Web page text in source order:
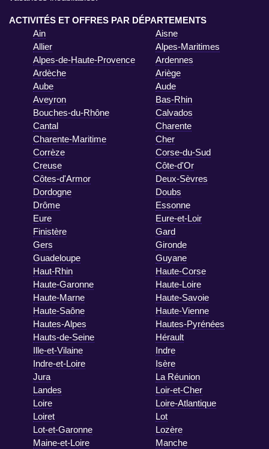
ACTIVITÉS ET OFFRES PAR DÉPARTEMENTS
Ain
Aisne
Allier
Alpes-Maritimes
Alpes-de-Haute-Provence
Ardennes
Ardèche
Ariège
Aube
Aude
Aveyron
Bas-Rhin
Bouches-du-Rhône
Calvados
Cantal
Charente
Charente-Maritime
Cher
Corrèze
Corse-du-Sud
Creuse
Côte-d'Or
Côtes-d'Armor
Deux-Sèvres
Dordogne
Doubs
Drôme
Essonne
Eure
Eure-et-Loir
Finistère
Gard
Gers
Gironde
Guadeloupe
Guyane
Haut-Rhin
Haute-Corse
Haute-Garonne
Haute-Loire
Haute-Marne
Haute-Savoie
Haute-Saône
Haute-Vienne
Hautes-Alpes
Hautes-Pyrénées
Hauts-de-Seine
Hérault
Ille-et-Vilaine
Indre
Indre-et-Loire
Isère
Jura
La Réunion
Landes
Loir-et-Cher
Loire
Loire-Atlantique
Loiret
Lot
Lot-et-Garonne
Lozère
Maine-et-Loire
Manche